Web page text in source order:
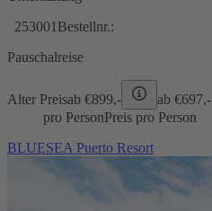
253001 Bestellnr.:
Pauschalreise
Alter Preisab €899,- ab €697,-
pro PersonPreis pro Person
BLUESEA Puerto Resort